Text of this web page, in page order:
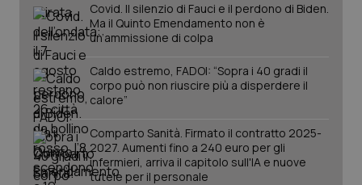
Covid. Il silenzio di Fauci e il perdono di Biden.
Ma il Quinto Emendamento non è
un’ammissione di colpa
Caldo estremo, FADOI: “Sopra i 40 gradi il
corpo può non riuscire più a disperdere il
calore”
Comparto Sanità. Firmato il contratto 2025-
2027. Aumenti fino a 240 euro per gli
infermieri, arriva il capitolo sull'IA e nuove
tutele per il personale